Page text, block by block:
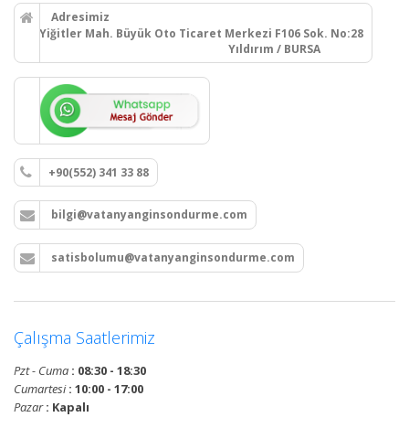
Adresimiz
Yiğitler Mah. Büyük Oto Ticaret Merkezi F106 Sok. No:28
Yıldırım / BURSA
+90(552) 341 33 88
bilgi@vatanyanginsondurme.com
satisbolumu@vatanyanginsondurme.com
Çalışma Saatlerimiz
Pzt - Cuma : 08:30 - 18:30
Cumartesi: 10:00 - 17:00
Pazar: Kapalı